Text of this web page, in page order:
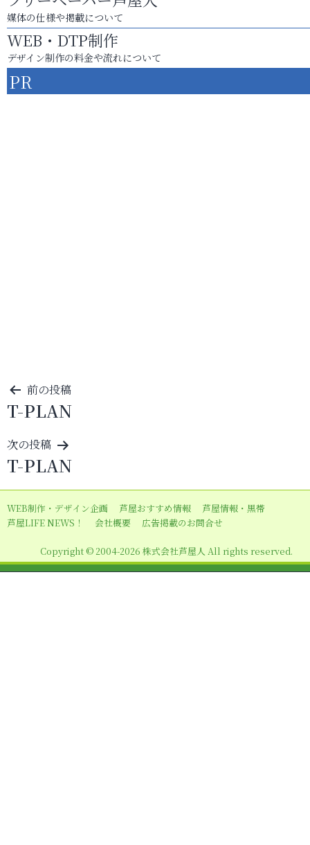
媒体の仕様や掲載について
WEB・DTP制作
デザイン制作の料金や流れについて
PR
投
稿
ナ
ビ
ゲ
ー
シ
ン
前の投稿
T-PLAN
次の投稿
T-PLAN
WEB制作・デザイン企画 芦屋おすすめ情報
芦屋情報・黒帯
芦屋LIFE NEWS！
会社概要 広告掲載のお問合せ
Copyright © 2004-2026 株式会社芦屋人 All rights reserved.